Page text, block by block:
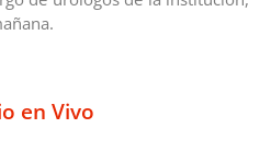
en Vivo